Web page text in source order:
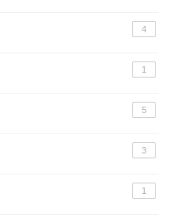
4
1
5
3
1